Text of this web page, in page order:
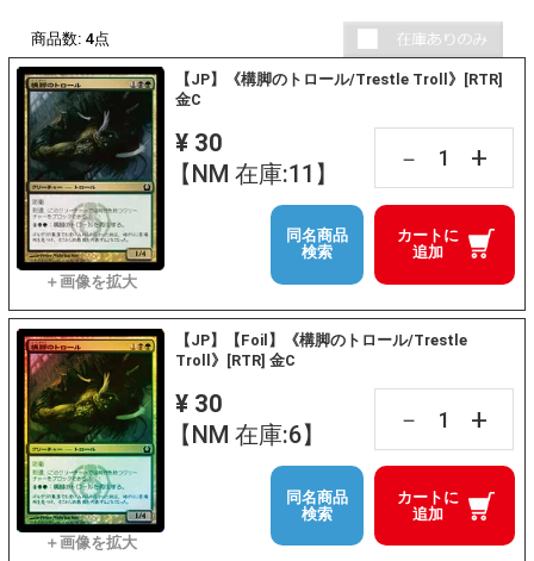
商品数: 4点
【JP】《構脚のトロール/Trestle Troll》[RTR]
金C
¥ 30
【NM 在庫:11】
－ +
カートに
追加
同名商品
検索
【JP】【Foil】《構脚のトロール/Trestle
Troll》[RTR] 金C
¥ 30
【NM 在庫:6】
－ +
カートに
追加
同名商品
検索